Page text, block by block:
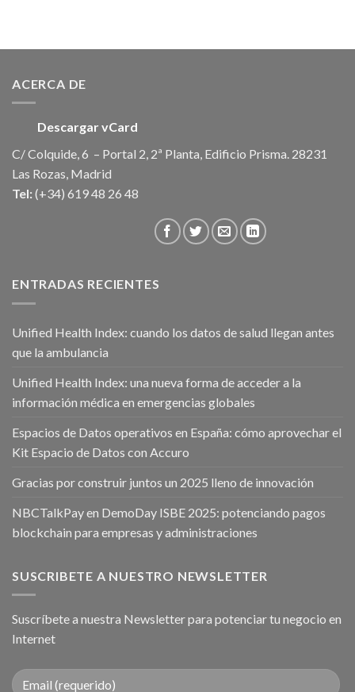
ACERCA DE
Descargar vCard
C/ Colquide, 6 – Portal 2, 2ª Planta, Edificio Prisma. 28231
Las Rozas, Madrid
Tel: (+34) 619 48 26 48
ENTRADAS RECIENTES
Unified Health Index: cuando los datos de salud llegan antes
que la ambulancia
Unified Health Index: una nueva forma de acceder a la
información médica en emergencias globales
Espacios de Datos operativos en España: cómo aprovechar el
Kit Espacio de Datos con Accuro
Gracias por construir juntos un 2025 lleno de innovación
NBCTalkPay en DemoDay ISBE 2025: potenciando pagos
blockchain para empresas y administraciones
SUSCRIBETE A NUESTRO NEWSLETTER
Suscríbete a nuestra Newsletter para potenciar tu negocio en
Internet